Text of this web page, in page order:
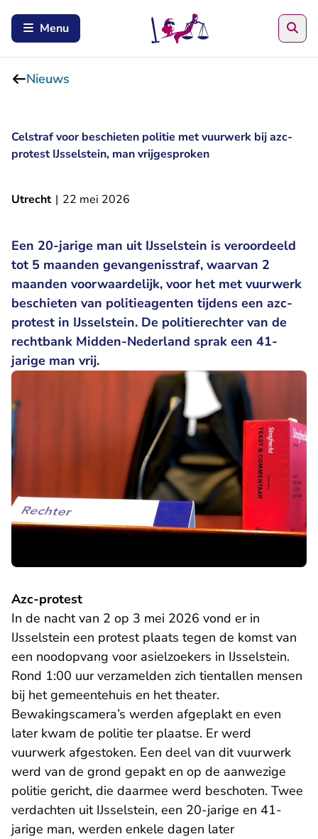
Menu
Nieuws
Celstraf voor beschieten politie met vuurwerk bij azc-
protest IJsselstein, man vrijgesproken
Utrecht | 22 mei 2026
Een 20-jarige man uit IJsselstein is veroordeeld
tot 5 maanden gevangenisstraf, waarvan 2
maanden voorwaardelijk, voor het met vuurwerk
beschieten van politieagenten tijdens een azc-
protest in IJsselstein. De politierechter van de
rechtbank Midden-Nederland sprak een 41-
jarige man vrij.
Azc-protest
In de nacht van 2 op 3 mei 2026 vond er in
IJsselstein een protest plaats tegen de komst van
een noodopvang voor asielzoekers in IJsselstein.
Rond 1:00 uur verzamelden zich tientallen mensen
bij het gemeentehuis en het theater.
Bewakingscamera’s werden afgeplakt en even
later kwam de politie ter plaatse. Er werd
vuurwerk afgestoken. Een deel van dit vuurwerk
werd van de grond gepakt en op de aanwezige
politie gericht, die daarmee werd beschoten. Twee
verdachten uit IJsselstein, een 20-jarige en 41-
jarige man, werden enkele dagen later